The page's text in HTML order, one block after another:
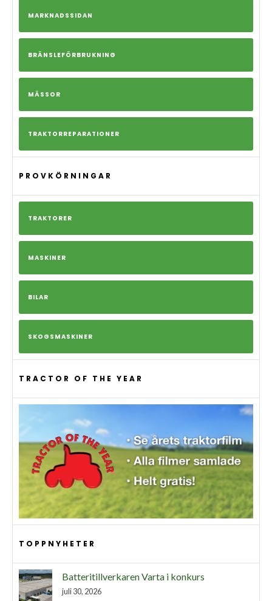
MARKNADSSIDAN
BRÄNSLEFÖRBRUKNING
MÄSSOR
TRAKTORREPARATIONER
PROVKÖRNINGAR
TRAKTORER
MASKINER
BILAR
SKOGSMASKINER
TRACTOR OF THE YEAR
TOPPNYHETER
Batteritillverkaren Varta i konkurs
juli 30, 2026